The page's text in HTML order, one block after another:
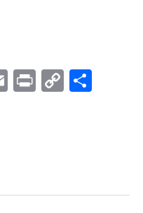
E Pr C
n
C
tir